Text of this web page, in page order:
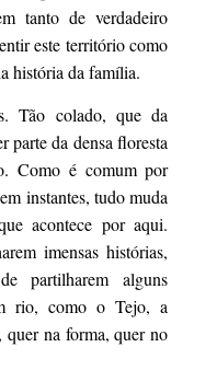
tanto de verdadeiro
este território como
história da família.
Tão colado, que da
parte da densa floresta
Como é comum por
instantes, tudo muda
acontece por aqui.
imensas histórias,
partilharem alguns
rio, como o Tejo, a
quer na forma, quer no